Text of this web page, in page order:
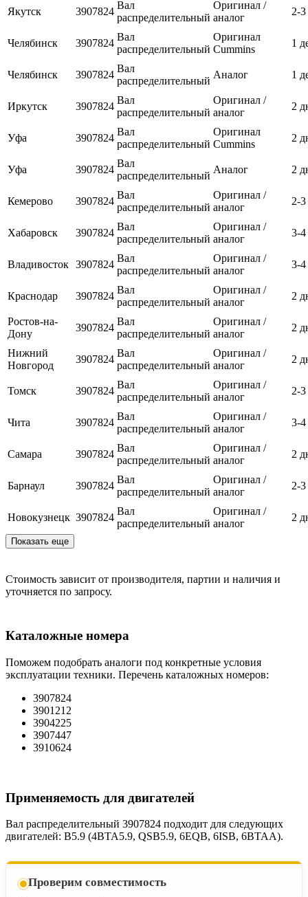
Якутск 3907824
Вал
распределительный
Оригинал /
аналог
2-
Челябинск 3907824
Вал
распределительный
Оригинал
Cummins
1
Челябинск 3907824
Вал
распределительный
Аналог 1
Иркутск 3907824
Вал
распределительный
Оригинал /
аналог
2
Уфа 3907824
Вал
распределительный
Оригинал
Cummins
2
Уфа 3907824
Вал
распределительный
Аналог 2
Кемерово 3907824
Вал
распределительный
Оригинал /
аналог
2-
Хабаровск 3907824
Вал
распределительный
Оригинал /
аналог
3-4
Владивосток 3907824
Вал
распределительный
Оригинал /
аналог
3-4
Краснодар 3907824
Вал
распределительный
Оригинал /
аналог
2
Ростов-на-
Дону
3907824
Вал
распределительный
Оригинал /
аналог
2
Нижний
Новгород
3907824
Вал
распределительный
Оригинал /
аналог
2
Томск 3907824
Вал
распределительный
Оригинал /
аналог
2-
Чита 3907824
Вал
распределительный
Оригинал /
аналог
3-4
Самара 3907824
Вал
распределительный
Оригинал /
аналог
2
Барнаул 3907824
Вал
распределительный
Оригинал /
аналог
2-
Новокузнецк 3907824
Вал
распределительный
Оригинал /
аналог
2
Показать еще
Стоимость зависит от производителя, партии и наличия и
уточняется по запросу.
Каталожные номера
Поможем подобрать аналоги под конкретные условия
эксплуатации техники. Перечень каталожных номеров:
3907824
3901212
3904225
3907447
3910624
Применяемость для двигателей
Вал распределительный 3907824 подходит для следующих
двигателей: B5.9 (4BTA5.9, QSB5.9, 6EQB, 6ISB, 6BTAA).
Проверим совместимость